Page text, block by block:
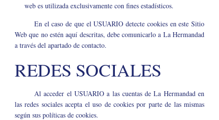
web es utilizada exclusivamente con fines estadísticos.
En el caso de que el USUARIO detecte cookies en este Sitio
Web que no estén aquí descritas, debe comunicarlo a La Hermandad
a través del apartado de contacto.
REDES SOCIALES
Al acceder el USUARIO a las cuentas de La Hermandad en
las redes sociales acepta el uso de cookies por parte de las mismas
según sus políticas de cookies.